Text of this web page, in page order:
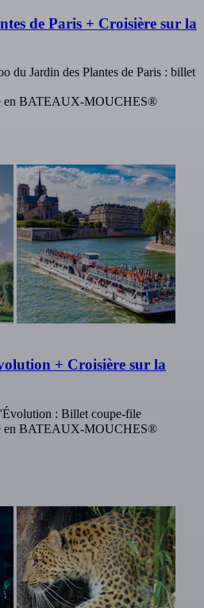
de Paris + Croisière sur la
du Jardin des Plantes de Paris : billet
en BATEAUX-MOUCHES®
+ Croisière sur la
: Billet coupe-file
en BATEAUX-MOUCHES®